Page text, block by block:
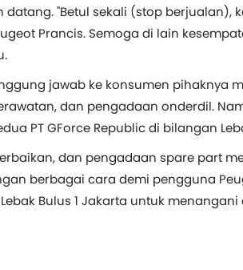
"Betul sekali (stop berjualan),
Prancis. Semoga di lain
jawab ke konsumen pihaknya
dan pengadaan onderdil.
PT GForce Republic di bilangan
dan pengadaan spare part
berbagai cara demi pengguna
Bulus 1 Jakarta untuk menangani